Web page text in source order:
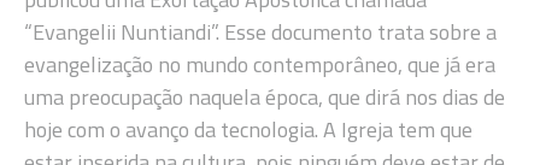
“Evangelii Nuntiandi”. Esse documento trata sobre a
evangelização no mundo contemporâneo, que já era
uma preocupação naquela época, que dirá nos dias de
hoje com o avanço da tecnologia. A Igreja tem que